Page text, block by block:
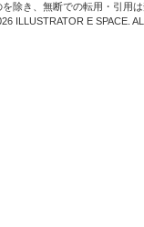
除き、無断での転用・引用
ILLUSTRATOR E SPACE.